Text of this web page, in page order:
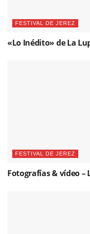
FESTIVAL DE JEREZ
«Lo Inédito» de La
FESTIVAL DE JEREZ
Fotografías & vídeo –